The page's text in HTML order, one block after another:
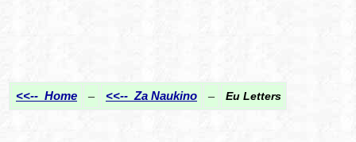
<<-- Home – <<-- Za Naukino – Eu Letters